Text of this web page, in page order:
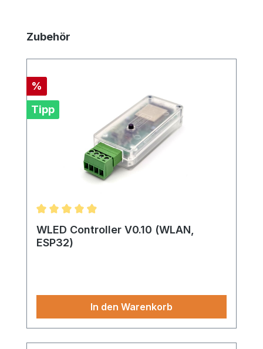
Produktgalerie überspringen
Zubehör
Rabatt
%
Tipp
Durchschnittliche Bewertung von 4.95 von 5
WLED Controller V0.10 (WLAN,
ESP32)
In den Warenkorb